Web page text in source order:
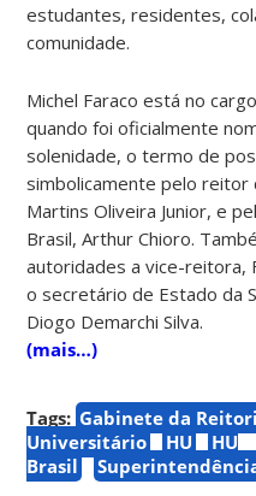
estudantes, residentes,
comunidade.
Michel Faraco está no
quando foi oficialmente
solenidade, o termo de
simbolicamente pelo reitor
Martins Oliveira Junior, e
Brasil, Arthur Chioro.
autoridades a vice-reitora,
o secretário de Estado da
Diogo Demarchi Silva.
(mais…)
Tags: Gabinete da
Universitário
HU
HU
Brasil